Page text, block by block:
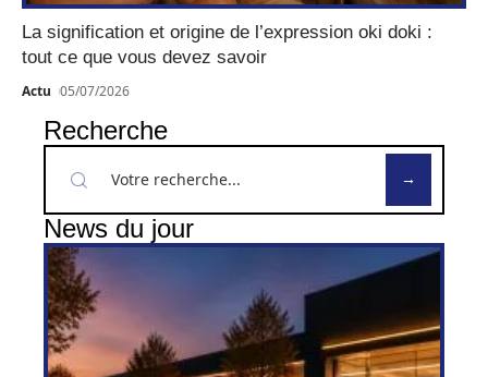
La signification et origine de l’expression oki doki :
tout ce que vous devez savoir
Actu 05/07/2026
Recherche
News du jour